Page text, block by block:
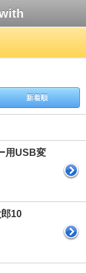
新着順
用USB変
郎10